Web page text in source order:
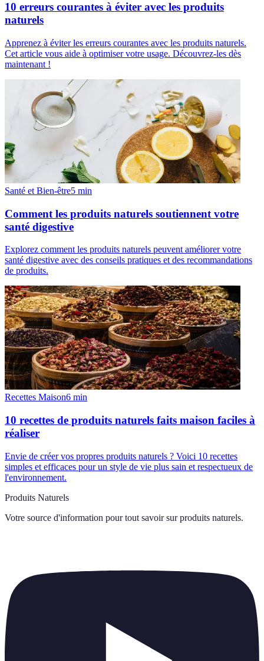
10 erreurs courantes à éviter avec les produits
naturels
Apprenez à éviter les erreurs courantes avec les produits naturels.
Cet article vous aide à optimiser votre usage. Découvrez-les dès
maintenant !
Santé et Bien-être5 min
Comment les produits naturels soutiennent votre
santé digestive
Explorez comment les produits naturels peuvent améliorer votre
santé digestive avec des conseils pratiques et des recommandations
de produits.
Recettes Maison6 min
10 recettes de produits naturels faits maison faciles à
réaliser
Envie de créer vos propres produits naturels ? Voici 10 recettes
simples et efficaces pour un style de vie plus sain et respectueux de
l'environnement.
Produits Naturels
Votre source d'information pour tout savoir sur produits naturels.